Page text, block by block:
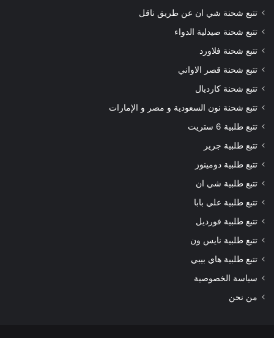
تتبع شحنة شي ان عن طريق ناقل
تتبع شحنة صيدلية الدواء
تتبع شحنة فلاورد
تتبع شحنة قصر الاواني
تتبع شحنة كارديال
تتبع شحنة نون السعودية و مصر و الإمارات
تتبع طلبية 6 ستريت
تتبع طلبية جرير
تتبع طلبية دومينوز
تتبع طلبية شي ان
تتبع طلبية علي بابا
تتبع طلبية فورديل
تتبع طلبية نايس ون
تتبع طلبية هاي بيبي
سياسة الخصوصية
من نحن